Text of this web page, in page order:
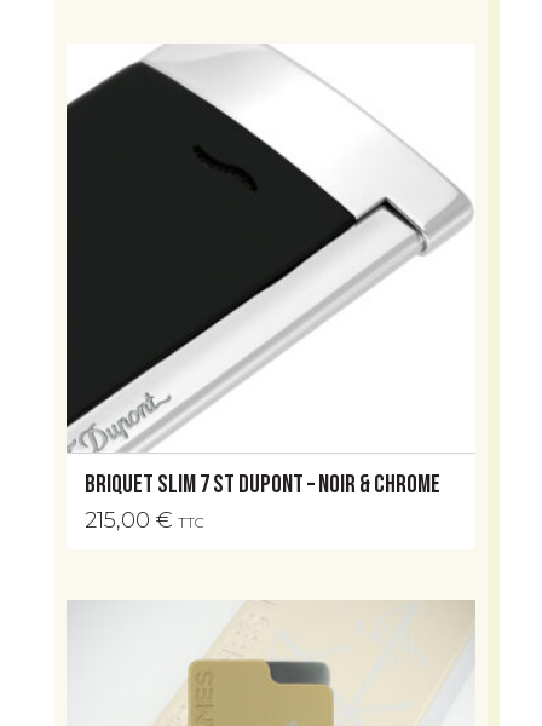
Briquet Slim 7 ST Dupont – Noir & chrome
215,00 € TTC